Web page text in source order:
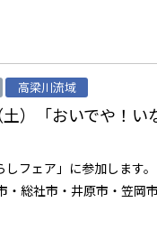
高梁川流域
）「おいでや！
しフェア」に参加します
・総社市・井原市・笠岡